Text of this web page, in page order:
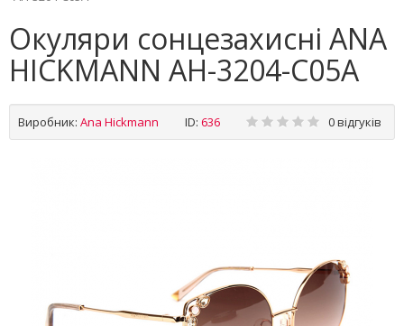
Окуляри сонцезахисні ANA
HICKMANN AH-3204-C05A
Виробник: Ana Hickmann ID: 636 0 відгуків